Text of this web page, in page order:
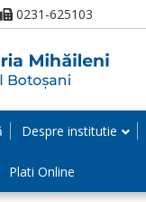
0231-625103
Despre institutie
Plati Online